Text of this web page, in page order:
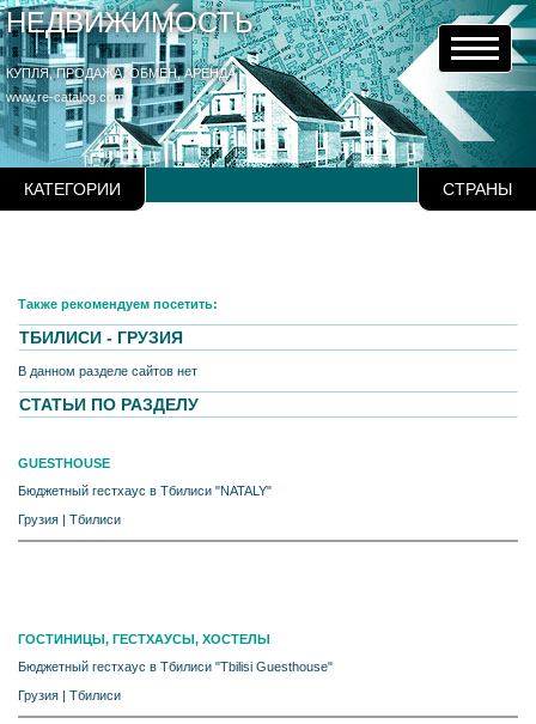
НЕДВИЖИМОСТЬ
КУПЛЯ, ПРОДАЖА, ОБМЕН, АРЕНДА
www.re-catalog.com
КАТЕГОРИИ СТРАНЫ
Также рекомендуем посетить:
ТБИЛИСИ - ГРУЗИЯ
В данном разделе сайтов нет
СТАТЬИ ПО РАЗДЕЛУ
GUESTHOUSE
Бюджетный гестхаус в Тбилиси "NATALY"
Грузия | Тбилиси
ГОСТИНИЦЫ, ГЕСТХАУСЫ, ХОСТЕЛЫ
Бюджетный гестхаус в Тбилиси "Tbilisi Guesthouse"
Грузия | Тбилиси